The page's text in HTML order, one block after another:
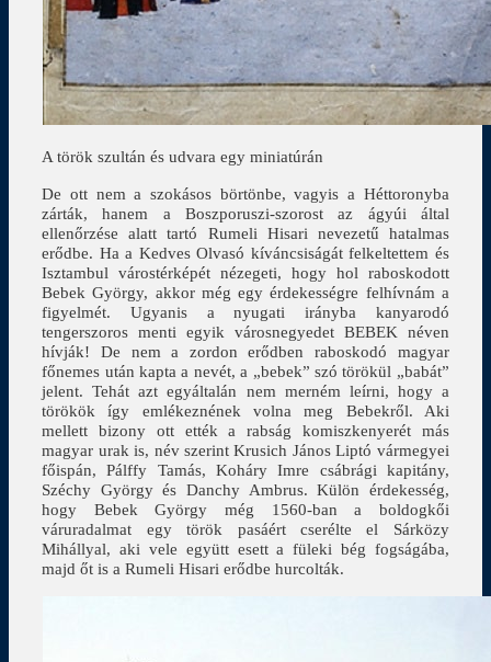
A török szultán és udvara egy miniatúrán
De ott nem a szokásos börtönbe, vagyis a Héttoronyba
zárták, hanem a Boszporuszi-szorost az ágyúi által
ellenőrzése alatt tartó Rumeli Hisari nevezetű hatalmas
erődbe. Ha a Kedves Olvasó kíváncsiságát felkeltettem és
Isztambul várostérképét nézegeti, hogy hol raboskodott
Bebek György, akkor még egy érdekességre felhívnám a
figyelmét. Ugyanis a nyugati irányba kanyarodó
tengerszoros menti egyik városnegyedet BEBEK néven
hívják! De nem a zordon erődben raboskodó magyar
főnemes után kapta a nevét, a „bebek” szó törökül „babát”
jelent. Tehát azt egyáltalán nem merném leírni, hogy a
törökök így emlékeznének volna meg Bebekről. Aki
mellett bizony ott ették a rabság komiszkenyerét más
magyar urak is, név szerint Krusich János Liptó vármegyei
főispán, Pálffy Tamás, Koháry Imre csábrági kapitány,
Széchy György és Danchy Ambrus. Külön érdekesség,
hogy Bebek György még 1560-ban a boldogkői
váruradalmat egy török pasáért cserélte el Sárközy
Mihállyal, aki vele együtt esett a füleki bég fogságába,
majd őt is a Rumeli Hisari erődbe hurcolták.